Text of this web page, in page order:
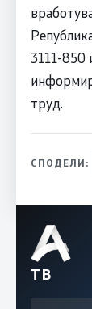
3111-850
труд.
СПОДЕЛИ:
ТВ